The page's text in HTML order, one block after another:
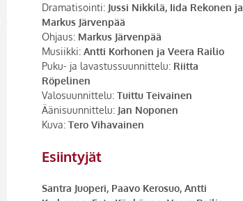
Dramatisointi: Jussi Nikkilä, Iida Rekonen ja
Markus Järvenpää
Ohjaus: Markus Järvenpää
Musiikki: Antti Korhonen ja Veera Railio
Puku- ja lavastussuunnittelu: Riitta
Röpelinen
Valosuunnittelu: Tuittu Teivainen
Äänisuunnittelu: Jan Noponen
Kuva: Tero Vihavainen
Esiintyjät
Santra Juoperi, Paavo Kerosuo, Antti